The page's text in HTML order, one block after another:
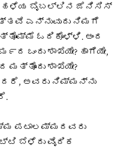
ಹಳೆಯ ಬೈಬಲ್ಲಿನ ಜೆನಿಸಿಸ್‌
ಎನ್ನುವುದು ನಿಮಗೆ
ಓದಿಕೊಳ್ಳಿ. ಅಂದ
ಒಂದು ಶಾಖೆಯೇ? ಹಾಗೆಯೇ,
ಶಾಖೆಯೇ?
ಅವರು ನಿಮ್ಮನ್ನು
ಪಟಾಲಮ್ಮದವರು
ಬೆಳೆದು ವೈದಿಕ